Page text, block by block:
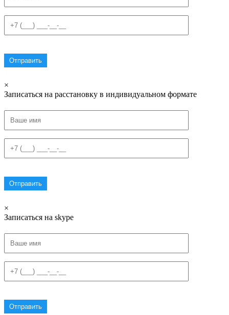
×
Записаться на расстановку в индивидуальном формате
×
Записаться на skype